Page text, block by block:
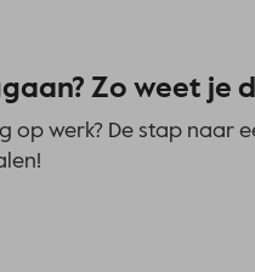
Zo weet je
op werk? De stap naar